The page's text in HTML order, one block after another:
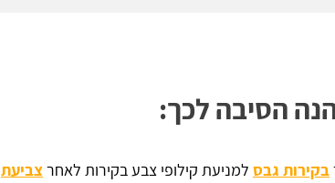
הסיבה לכך:
בקירות גבס למניעת קילופי צבע בקירות לאחרצביעת